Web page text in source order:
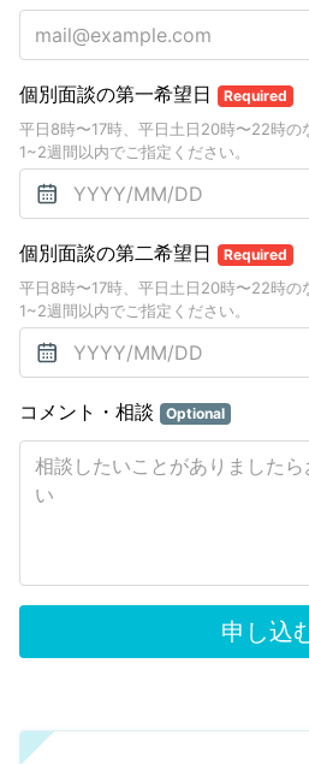
個別面談の第一希望日 Required
平日8時〜17時、平日土日20時〜22時の
1~2週間以内でご指定ください。
個別面談の第二希望日 Required
平日8時〜17時、平日土日20時〜22時の
1~2週間以内でご指定ください。
コメント・相談 Optional
申し込